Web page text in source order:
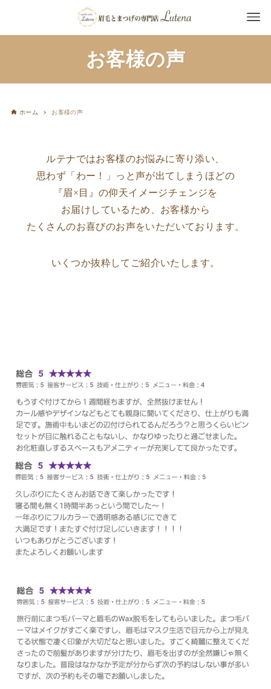
お客様の声
ホーム お客様の声
ルテナではお客様のお悩みに寄り添い、
思わず「わー！」っと声が出てしまうほどの
『眉×目』の仰天イメージチェンジを
お届けしているため、お客様から
たくさんのお喜びのお声をいただいております。
いくつか抜粋してご紹介いたします。